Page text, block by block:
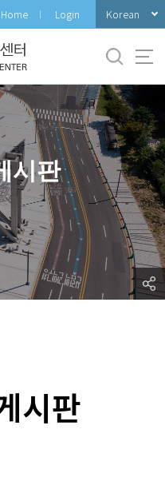
Home Login Korean
시판
시판